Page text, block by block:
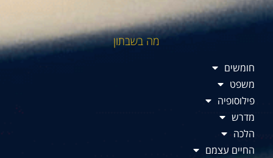
מה בשבתון
חומשים
משפט
פילוסופיה
מדרש
הלכה
החיים עצמם